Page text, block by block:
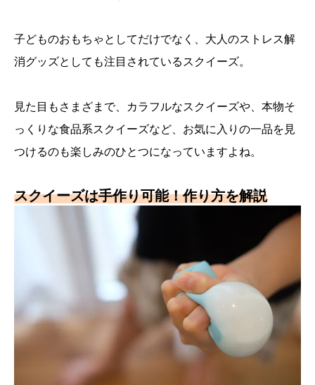
子どものおもちゃとしてだけでなく、大人のストレス解
消グッズとしても注目されているスクイーズ。
見た目もさまざまで、カラフルなスクイーズや、本物そ
っくりな食品系スクイーズなど、お気に入りの一品を見
つけるのも楽しみのひとつになっていますよね。
スクイーズは手作り可能！作り方を解説